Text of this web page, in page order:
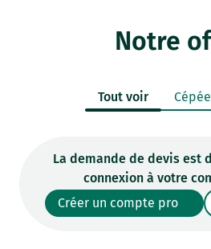
Notre
Tout voir Cépée
La demande de devis est
connexion à votre
Créer un compte pro